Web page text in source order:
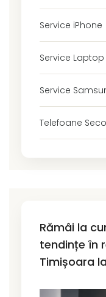
Service iPhone
Service Laptop
Service
Telefoane
Rămâi la
tendințe în
Timișoara